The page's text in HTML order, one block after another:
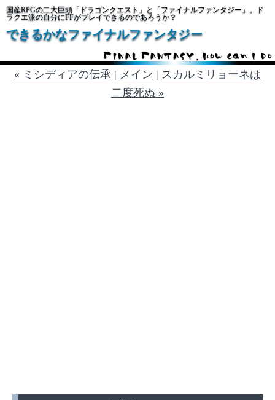
国産RPGの二大巨頭「ドラゴンクエスト」と「ファイナルファンタジー」。ド
ラクエ派の自分にFFがプレイできるのであろうか？
できるかなファイナルファンタジー
« ミシディアの伝承 | メイン | スカルミリョーネは
二度死ぬ »